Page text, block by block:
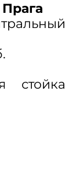
Прага
льный
стойка